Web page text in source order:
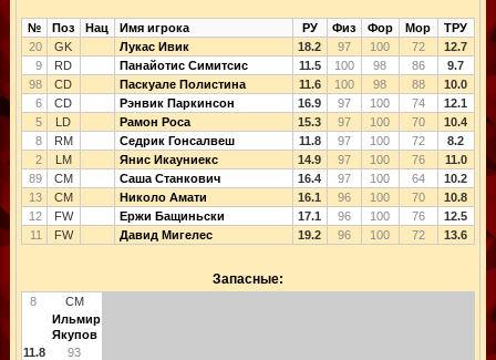
№ Поз Нац Имя игрока РУ Физ Фор Мор
ТРУ
20
GK Лукас Ивик 18.2 97 100 72
12.7
9
RD Панайотис Симитсис 11.5 100 98 86
9.7
98
CD Паскуале Полистина 11.6 100 98 88
10.0
6
CD Рэнвик Паркинсон 16.9 97 100 74
12.1
5
LD Рамон Роса 15.3 97 100 70
10.4
8
RM Седрик Гонсалвеш 11.8 97 100 72
8.2
2
LM Янис Икауниекс 14.9 97 100 76
11.0
89
CM Саша Станкович 16.4 97 100 64
10.2
13
CM Николо Амати 16.1 96 100 70
10.8
12
FW Ержи Бащиньски 17.1 96 100 76
12.5
11
FW Давид Мигелес 19.2 96 100 72 13.6
Запасные:
8
CM
Ильмир
Якупов
11.8
93